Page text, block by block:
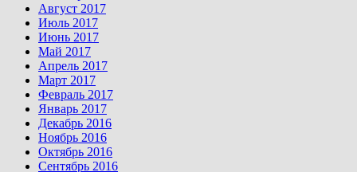
Август 2017
Июль 2017
Июнь 2017
Май 2017
Апрель 2017
Март 2017
Февраль 2017
Январь 2017
Декабрь 2016
Ноябрь 2016
Октябрь 2016
Сентябрь 2016